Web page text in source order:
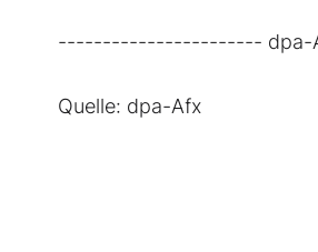
----------------------- dpa-
Quelle: dpa-Afx